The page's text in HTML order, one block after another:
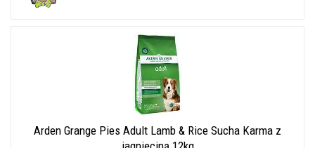
Arden Grange Pies Adult Lamb & Rice Sucha Karma z